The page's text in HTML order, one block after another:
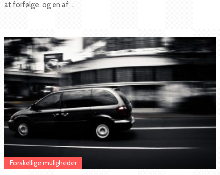
at forfølge, og en af …
Forskellige muligheder